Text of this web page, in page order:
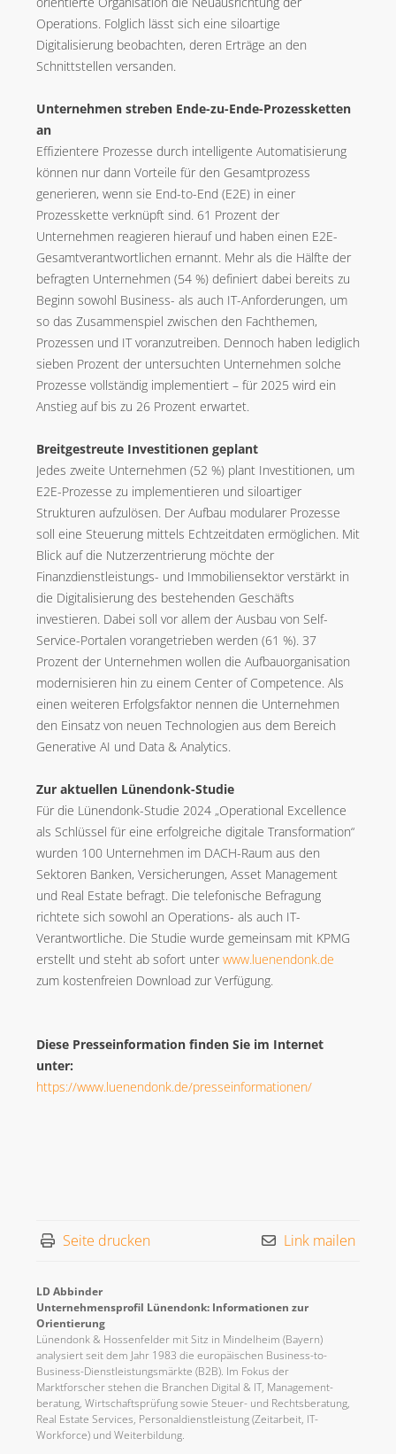
Operations. Folglich lässt sich eine siloartige
Digitalisierung beobachten, deren Erträge an den
Schnittstellen versanden.
Unternehmen streben Ende-zu-Ende-Prozessketten
an
Effizientere Prozesse durch intelligente Automatisierung
können nur dann Vorteile für den Gesamtprozess
generieren, wenn sie End-to-End (E2E) in einer
Prozesskette verknüpft sind. 61 Prozent der
Unternehmen reagieren hierauf und haben einen E2E-
Gesamtverantwortlichen ernannt. Mehr als die Hälfte der
befragten Unternehmen (54 %) definiert dabei bereits zu
Beginn sowohl Business- als auch IT-Anforderungen, um
so das Zusammenspiel zwischen den Fachthemen,
Prozessen und IT voranzutreiben. Dennoch haben lediglich
sieben Prozent der untersuchten Unternehmen solche
Prozesse vollständig implementiert – für 2025 wird ein
Anstieg auf bis zu 26 Prozent erwartet.
Breitgestreute Investitionen geplant
Jedes zweite Unternehmen (52 %) plant Investitionen, um
E2E-Prozesse zu implementieren und siloartiger
Strukturen aufzulösen. Der Aufbau modularer Prozesse
soll eine Steuerung mittels Echtzeitdaten ermöglichen. Mit
Blick auf die Nutzerzentrierung möchte der
Finanzdienstleistungs- und Immobiliensektor verstärkt in
die Digitalisierung des bestehenden Geschäfts
investieren. Dabei soll vor allem der Ausbau von Self-
Service-Portalen vorangetrieben werden (61 %). 37
Prozent der Unternehmen wollen die Aufbauorganisation
modernisieren hin zu einem Center of Competence. Als
einen weiteren Erfolgsfaktor nennen die Unternehmen
den Einsatz von neuen Technologien aus dem Bereich
Generative AI und Data & Analytics.
Zur aktuellen Lünendonk-Studie
Für die Lünendonk-Studie 2024 „Operational Excellence
als Schlüssel für eine erfolgreiche digitale Transformation“
wurden 100 Unternehmen im DACH-Raum aus den
Sektoren Banken, Versicherungen, Asset Management
und Real Estate befragt. Die telefonische Befragung
richtete sich sowohl an Operations- als auch IT-
Verantwortliche. Die Studie wurde gemeinsam mit KPMG
erstellt und steht ab sofort unter www.luenendonk.de
zum kostenfreien Download zur Verfügung.
Diese Presseinformation finden Sie im Internet
unter:
https://www.luenendonk.de/presseinformationen/
Seite drucken Link mailen
LD Abbinder
Unternehmensprofil Lünendonk: Informationen zur
Orientierung
Lünendonk & Hossenfelder mit Sitz in Mindelheim (Bayern)
analysiert seit dem Jahr 1983 die europäischen Business-to-
Business-Dienstleistungsmärkte (B2B). Im Fokus der
Marktforscher stehen die Branchen Digital & IT, Management-
beratung, Wirtschaftsprüfung sowie Steuer- und Rechtsberatung,
Real Estate Services, Personaldienstleistung (Zeitarbeit, IT-
Workforce) und Weiterbildung.